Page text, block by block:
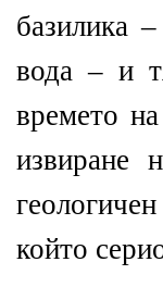
базилика
вода – и
времето
извиране
който